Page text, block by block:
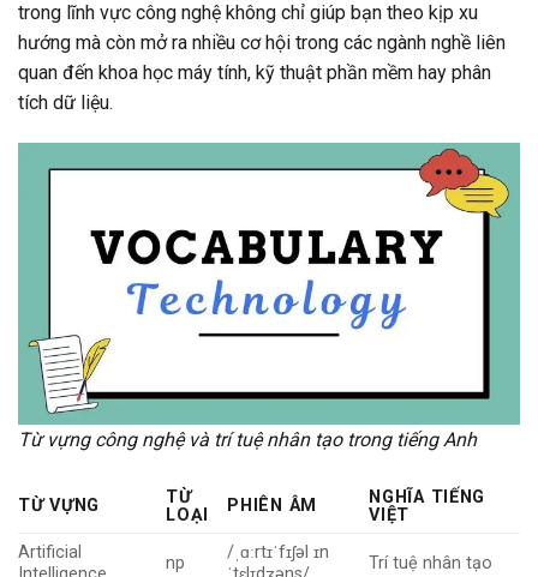
trong lĩnh vực công nghệ không chỉ giúp bạn theo kịp xu
hướng mà còn mở ra nhiều cơ hội trong các ngành nghề liên
quan đến khoa học máy tính, kỹ thuật phần mềm hay phân
tích dữ liệu.
Từ vựng công nghệ và trí tuệ nhân tạo trong tiếng Anh
TỪ VỰNG
TỪ
LOẠI
PHIÊN ÂM
NGHĨA TIẾNG
VIỆT
Artificial
np
/ˌɑːrtɪˈfɪʃəl ɪn
Trí tuệ nhân tạo